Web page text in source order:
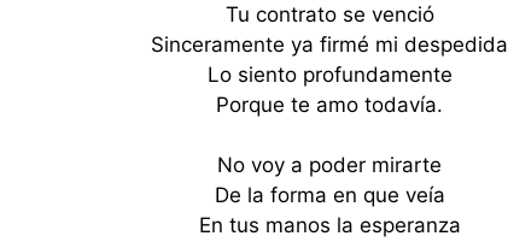
Tu contrato se venció
Sinceramente ya firmé mi despedida
Lo siento profundamente
Porque te amo todavía.
No voy a poder mirarte
De la forma en que veía
En tus manos la esperanza